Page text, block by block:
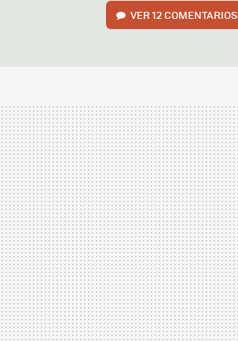
VER12 COMENTARIOS